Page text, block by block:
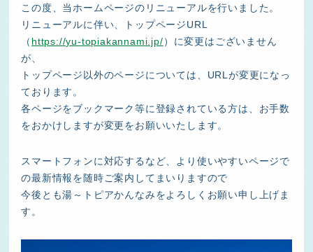
この度、当ホームページのリニューアルを行いました。
リニューアルに伴い、トップページURL
（ https://yu-topiakannami.jp/ ）に変更はございません
が、
トップページ以外のページについては、URLが変更になっ
ております。
各ページをブックマーク等に登録されている方は、お手数
をおかけしますが変更をお願いいたします。
スマートフォンに対応するなど、より使いやすいページで
の最新情報を随時ご案内してまいりますので
今後とも湯～トピアかんなみをよろしくお願い申し上げま
す。